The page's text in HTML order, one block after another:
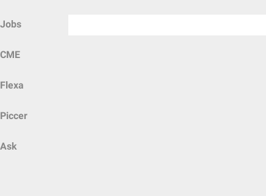
Jobs
CME
Flexa
Piccer
Ask